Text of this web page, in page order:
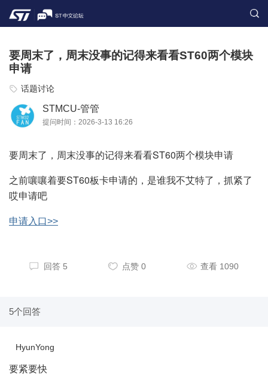
要周末了，周末没事的记得来看看ST60两个模块
申请
话题讨论
STMCU-管管
提问时间：2026-3-13 16:26
要周末了，周末没事的记得来看看ST60两个模块申请
之前嚷嚷着要ST60板卡申请的，是谁我不艾特了，抓紧了
哎申请吧
申请入口>>
回答 5 点赞 0 查看 1090
5个回答
HyunYong
要紧要快